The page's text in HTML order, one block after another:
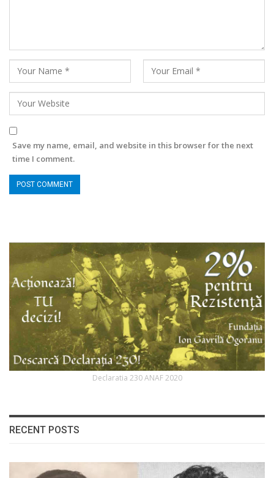
Save my name, email, and website in this browser for the next
time I comment.
Declaratia 230 ANAF 2020
RECENT POSTS